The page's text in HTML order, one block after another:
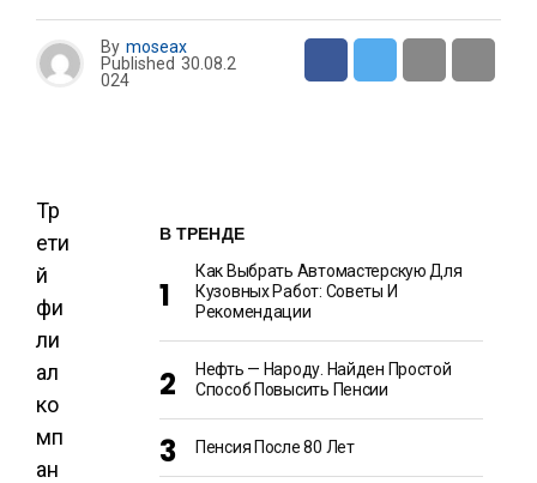
By moseax
Published 30.08.2
024
Тр
ети
й
фи
ли
ал
ко
мп
ан
В ТРЕНДЕ
Как Выбрать Автомастерскую Для
Кузовных Работ: Советы И
Рекомендации
Нефть — Народу. Найден Простой
Способ Повысить Пенсии
Пенсия После 80 Лет